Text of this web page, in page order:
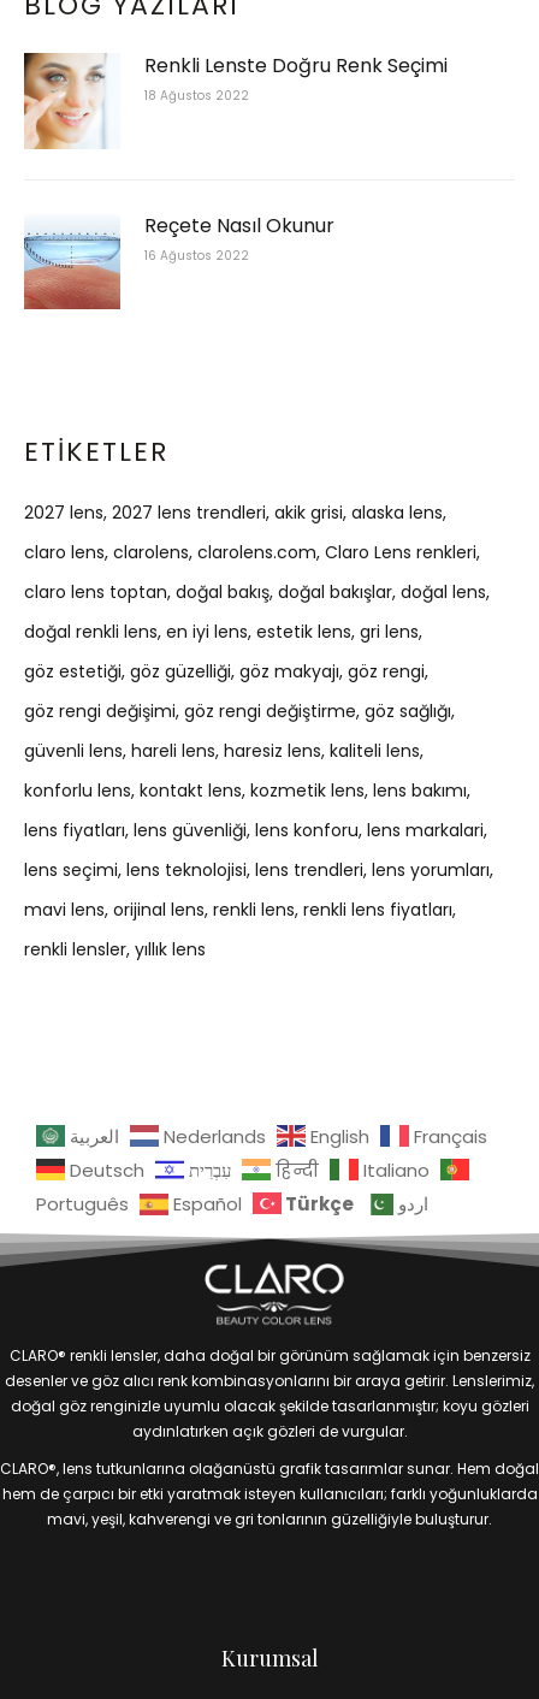
Renkli Lenste Doğru Renk Seçimi
18 Ağustos 2022
Reçete Nasıl Okunur
16 Ağustos 2022
ETIKETLER
2027 lens 2027 lens trendleri akik grisi alaska lens
claro lens clarolens clarolens.com Claro Lens renkleri
claro lens toptan doğal bakış doğal bakışlar doğal lens
doğal renkli lens en iyi lens estetik lens gri lens
göz estetiği göz güzelliği göz makyajı göz rengi
göz rengi değişimi göz rengi değiştirme göz sağlığı
güvenli lens hareli lens haresiz lens kaliteli lens
konforlu lens kontakt lens kozmetik lens lens bakımı
lens fiyatları lens güvenliği lens konforu lens markalari
lens seçimi lens teknolojisi lens trendleri lens yorumları
mavi lens orijinal lens renkli lens renkli lens fiyatları
renkli lensler yıllık lens
العربية Nederlands English
Français
Deutsch
עִבְרִית हिन्दी
Italiano
Português
Español Türkçe اردو
CLARO® renkli lensler, daha doğal bir görünüm sağlamak için benzersiz
desenler ve göz alıcı renk kombinasyonlarını bir araya getirir. Lenslerimiz,
doğal göz renginizle uyumlu olacak şekilde tasarlanmıştır; koyu gözleri
aydınlatırken açık gözleri de vurgular.
CLARO®, lens tutkunlarına olağanüstü grafik tasarımlar sunar. Hem doğal
hem de çarpıcı bir etki yaratmak isteyen kullanıcıları; farklı yoğunluklarda
mavi, yeşil, kahverengi ve gri tonlarının güzelliğiyle buluşturur.
Kurumsal